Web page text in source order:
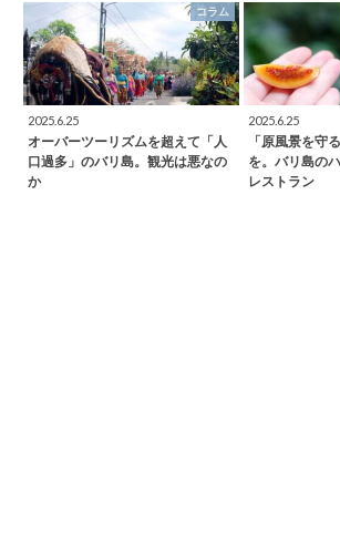
コラム
2025.6.25
オーバーツーリズムを超えて「人
口過多」のバリ島。観光は悪なの
か
2025.6.25
「原風景を守
を。バリ島の
レストラン